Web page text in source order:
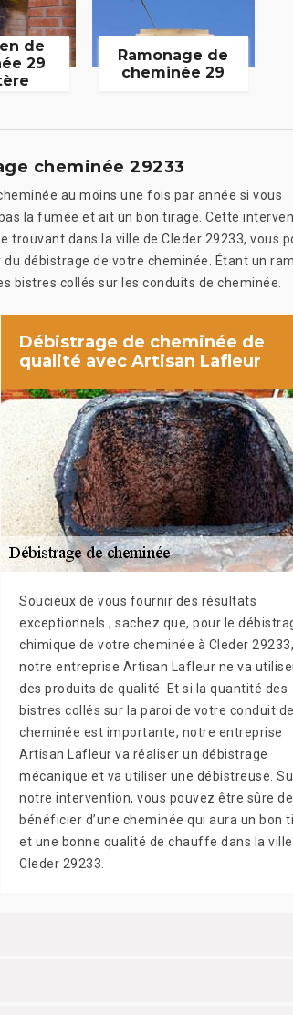
de
29
Ramonage de
cheminée 29
cheminée 29233
au moins une fois par année si vous
la fumée et ait un bon tirage. Cette
trouvant dans la ville de Cleder 29233, vous
débistrage de votre cheminée. Étant un
bistres collés sur les conduits de cheminée.
Débistrage de cheminée de
qualité avec Artisan Lafleur
Soucieux de vous fournir des résultats
exceptionnels ; sachez que, pour le
chimique de votre cheminée à Cleder 29233,
notre entreprise Artisan Lafleur ne va
des produits de qualité. Et si la quantité des
bistres collés sur la paroi de votre conduit de
cheminée est importante, notre entreprise
Artisan Lafleur va réaliser un débistrage
mécanique et va utiliser une débistreuse.
notre intervention, vous pouvez être sûre de
bénéficier d’une cheminée qui aura un bon
et une bonne qualité de chauffe dans la
Cleder 29233.